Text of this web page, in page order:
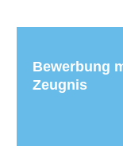
Bewerbung
Zeugnis